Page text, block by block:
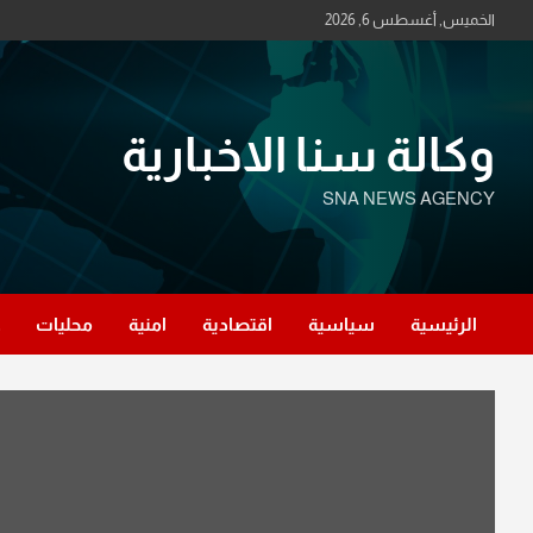
to
الخميس, أغسطس 6, 2026
وكالة سنا الاخبارية
SNA NEWS AGENCY
الرئيسية سياسية اقتصادية امنية محليات